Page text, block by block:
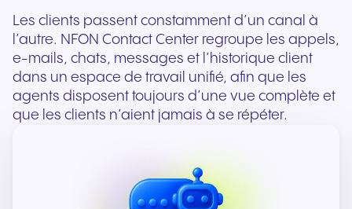
Les clients passent constamment d’un canal à
l’autre. NFON Contact Center regroupe les appels,
e-mails, chats, messages et l’historique client
dans un espace de travail unifié, afin que les
agents disposent toujours d’une vue complète et
que les clients n’aient jamais à se répéter.